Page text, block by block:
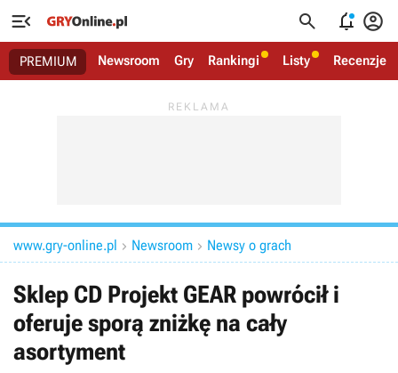
   
PREMIUM Newsroom Gry Rankingi Listy Recenzje
www.gry-online.pl  Newsroom  Newsy o grach
Sklep CD Projekt GEAR powrócił i
oferuje sporą zniżkę na cały
asortyment